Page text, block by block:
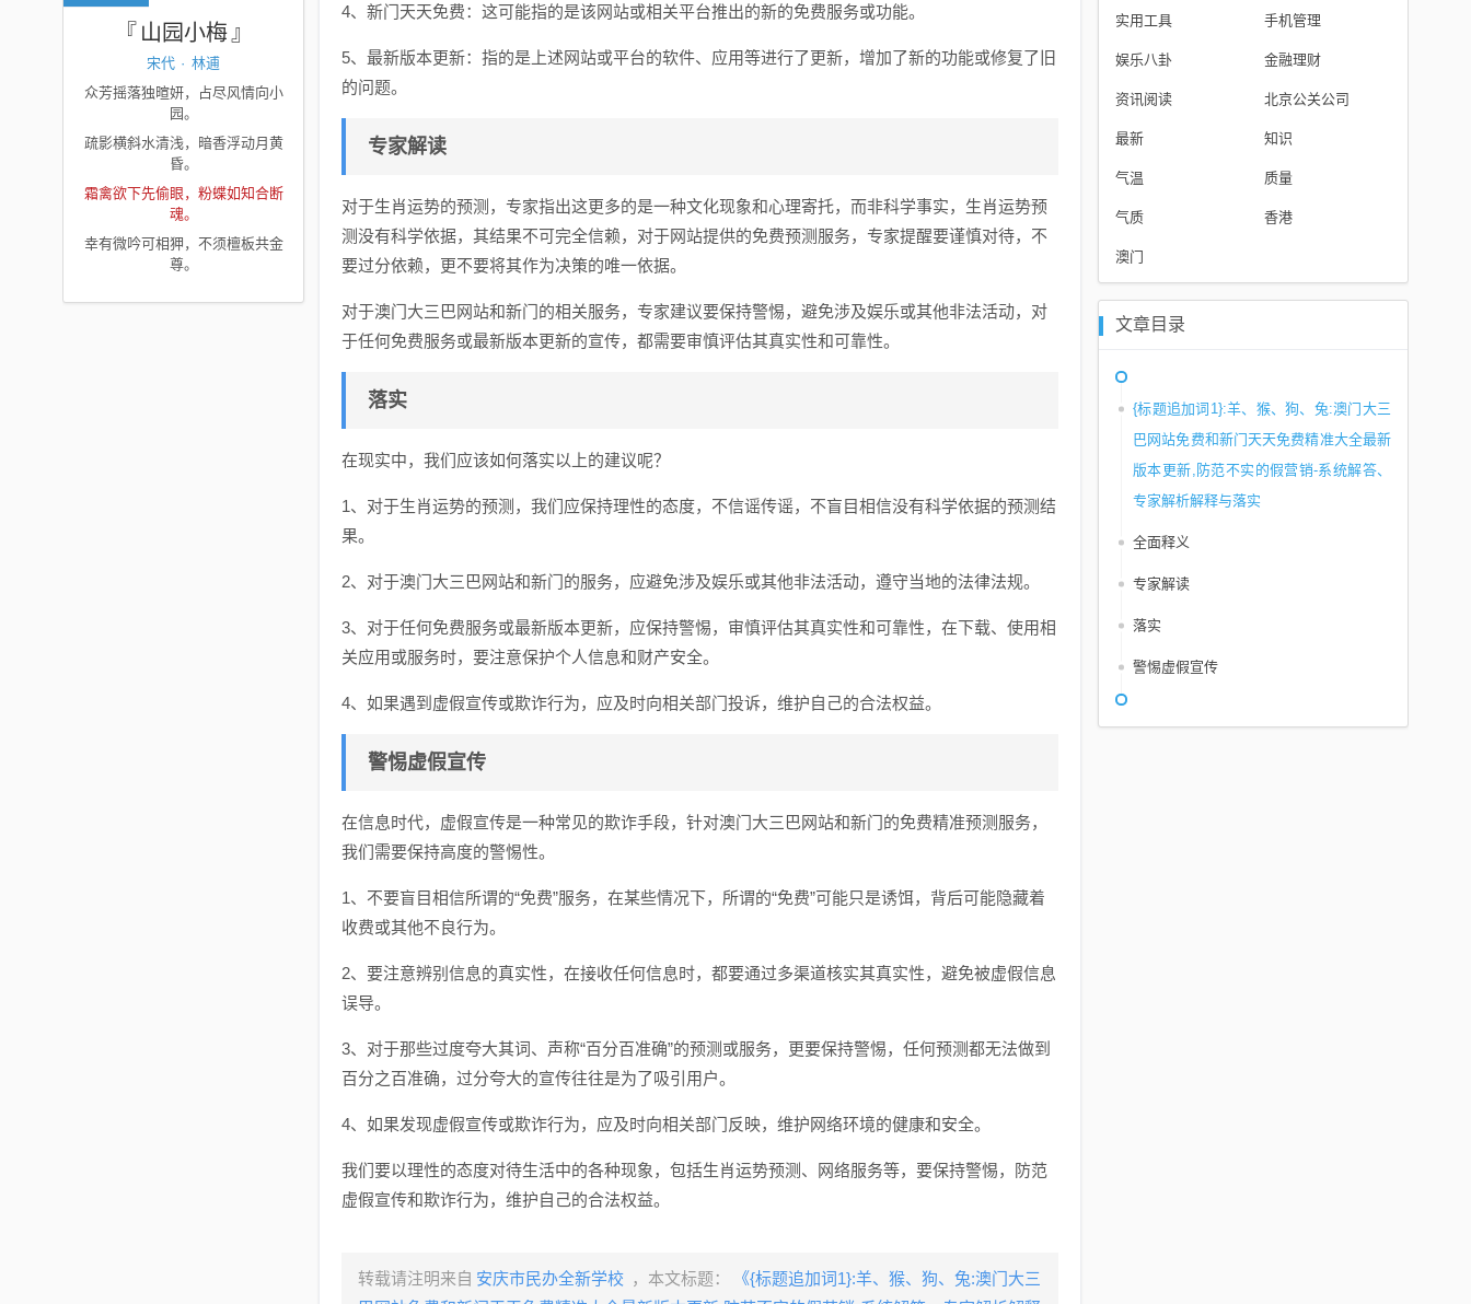
山园小梅
宋代 · 林逋
众芳摇落独暄妍，占尽风情向小
园。
疏影横斜水清浅，暗香浮动月黄
昏。
霜禽欲下先偷眼，粉蝶如知合断
魂。
幸有微吟可相狎，不须檀板共金
尊。
4、新门天天免费：这可能指的是该网站或相关平台推出的新的免费服务或功能。
5、最新版本更新：指的是上述网站或平台的软件、应用等进行了更新，增加了新的功能或修复了旧
的问题。
专家解读
对于生肖运势的预测，专家指出这更多的是一种文化现象和心理寄托，而非科学事实，生肖运势预
测没有科学依据，其结果不可完全信赖，对于网站提供的免费预测服务，专家提醒要谨慎对待，不
要过分依赖，更不要将其作为决策的唯一依据。
对于澳门大三巴网站和新门的相关服务，专家建议要保持警惕，避免涉及娱乐或其他非法活动，对
于任何免费服务或最新版本更新的宣传，都需要审慎评估其真实性和可靠性。
落实
在现实中，我们应该如何落实以上的建议呢？
1、对于生肖运势的预测，我们应保持理性的态度，不信谣传谣，不盲目相信没有科学依据的预测结
果。
2、对于澳门大三巴网站和新门的服务，应避免涉及娱乐或其他非法活动，遵守当地的法律法规。
3、对于任何免费服务或最新版本更新，应保持警惕，审慎评估其真实性和可靠性，在下载、使用相
关应用或服务时，要注意保护个人信息和财产安全。
4、如果遇到虚假宣传或欺诈行为，应及时向相关部门投诉，维护自己的合法权益。
警惕虚假宣传
在信息时代，虚假宣传是一种常见的欺诈手段，针对澳门大三巴网站和新门的免费精准预测服务，
我们需要保持高度的警惕性。
1、不要盲目相信所谓的“免费”服务，在某些情况下，所谓的“免费”可能只是诱饵，背后可能隐藏着
收费或其他不良行为。
2、要注意辨别信息的真实性，在接收任何信息时，都要通过多渠道核实其真实性，避免被虚假信息
误导。
3、对于那些过度夸大其词、声称“百分百准确”的预测或服务，更要保持警惕，任何预测都无法做到
百分之百准确，过分夸大的宣传往往是为了吸引用户。
4、如果发现虚假宣传或欺诈行为，应及时向相关部门反映，维护网络环境的健康和安全。
我们要以理性的态度对待生活中的各种现象，包括生肖运势预测、网络服务等，要保持警惕，防范
虚假宣传和欺诈行为，维护自己的合法权益。
转载请注明来自 安庆市民办全新学校 ，本文标题：
《{标题追加词1}:羊、猴、狗、兔:澳门大三
实用工具 手机管理
娱乐八卦 金融理财
资讯阅读 北京公关公司
最新 知识
气温 质量
气质 香港
澳门
文章目录
{标题追加词1}:羊、猴、狗、兔:澳门大三
巴网站免费和新门天天免费精准大全最新
版本更新,防范不实的假营销-系统解答、
专家解析解释与落实​
全面释义
专家解读
落实
警惕虚假宣传